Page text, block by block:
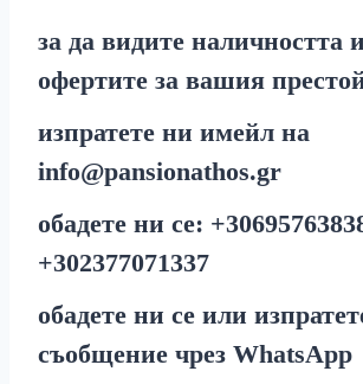
за да видите наличността
офертите за вашия
изпратете ни имейл на
info@pansionathos.gr
обадете ни се: +30
+302377071337
обадете ни се или
съобщение чрез WhatsApp